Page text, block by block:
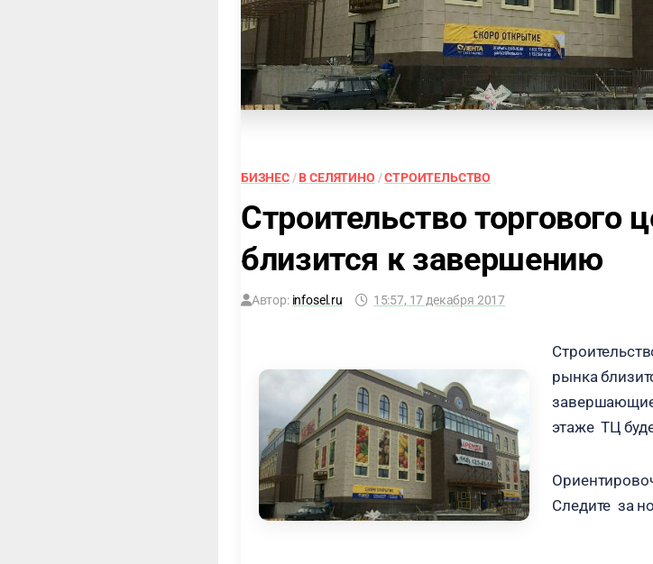
БИЗНЕС/В СЕЛЯТИНО /СТРОИТЕЛЬСТВО
Строительство торгового
близится к завершению
Автор: infosel.ru 15:57, 17 декабря 2017
рынка
этаже ТЦ
Следите за